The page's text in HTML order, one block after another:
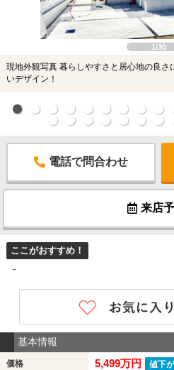
1/30
現地外観写真 暮らしやすさと居心地の良
いデザイン！
電話で問合わせ
来店
ここがおすすめ！
-
基本情報
価格 5,499万円 値下